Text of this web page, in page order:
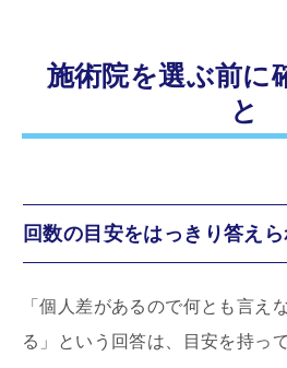
施術院を選ぶ前に
と
回数の目安をはっきり答え
「個人差があるので何とも言え
る」という回答は、目安を持っ